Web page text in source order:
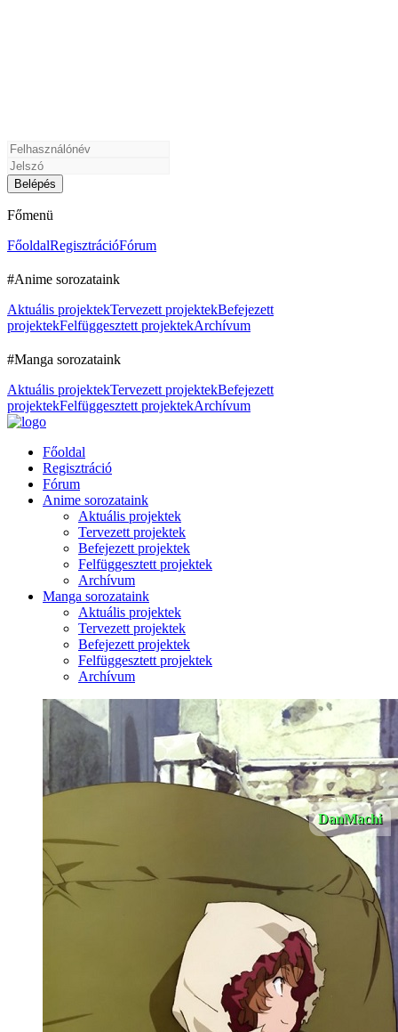
Főmenü
FőoldalRegisztrációFórum
#Anime sorozataink
Aktuális projektekTervezett projektekBefejezett
projektekFelfüggesztett projektekArchívum
#Manga sorozataink
Aktuális projektekTervezett projektekBefejezett
projektekFelfüggesztett projektekArchívum
Főoldal
Regisztráció
Fórum
Anime sorozataink
Aktuális projektek
Tervezett projektek
Befejezett projektek
Felfüggesztett projektek
Archívum
Manga sorozataink
Aktuális projektek
Tervezett projektek
Befejezett projektek
Felfüggesztett projektek
Archívum
DanMachi